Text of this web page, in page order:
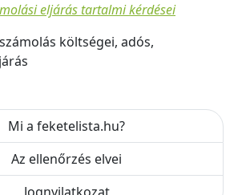
eljárás tartalmi kérdései
költségei, adós,
Mi a feketelista.hu?
Az ellenőrzés elvei